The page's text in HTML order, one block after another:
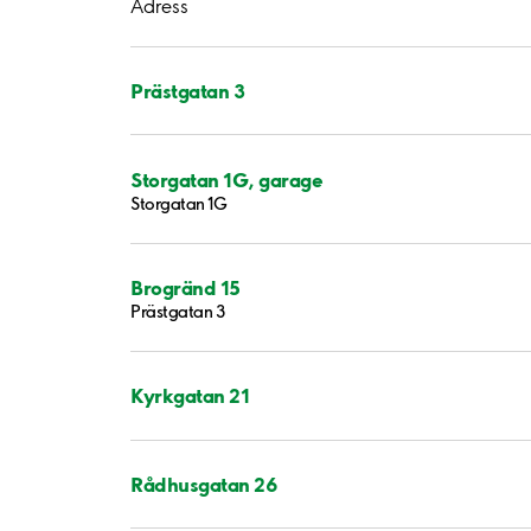
Adress
Prästgatan 3
Storgatan 1G, garage
Storgatan 1G
Brogränd 15
Prästgatan 3
Kyrkgatan 21
Rådhusgatan 26